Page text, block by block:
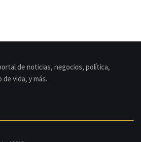
de noticias, negocios, política,
vida, y más.